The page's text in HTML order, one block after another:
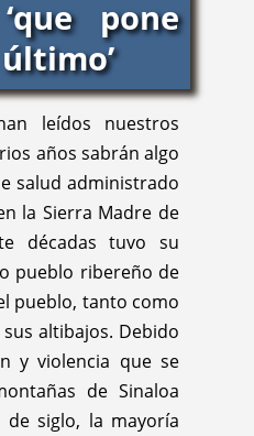
el primer Boletín
mundial, que
Sudáfrica durante
refleja
conciencia de
ha vuelto la
sociopolítica.
nuestro último
cómo
familia de una
CONEXIONES
FORTUITAS: Un niño
con atrofia muscular
CMT, igual que yo
pone
leídos nuestros
años sabrán algo
salud administrado
la Sierra Madre de
décadas tuvo su
pueblo ribereño de
pueblo, tanto como
altibajos. Debido
y violencia que se
de Sinaloa
de siglo, la mayoría